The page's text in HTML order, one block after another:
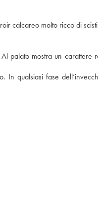
calcareo molto ricco di
palato mostra un carattere
qualsiasi fase